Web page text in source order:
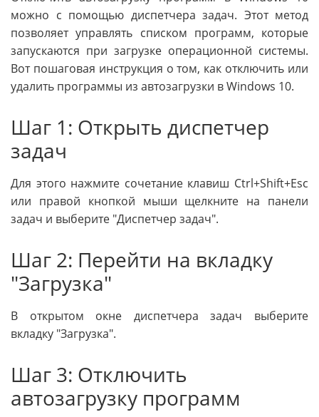
можно с помощью диспетчера задач. Этот метод
позволяет управлять списком программ, которые
запускаются при загрузке операционной системы.
Вот пошаговая инструкция о том, как отключить или
удалить программы из автозагрузки в Windows 10.
Шаг 1: Открыть диспетчер
задач
Для этого нажмите сочетание клавиш Ctrl+Shift+Esc
или правой кнопкой мыши щелкните на панели
задач и выберите "Диспетчер задач".
Шаг 2: Перейти на вкладку
"Загрузка"
В открытом окне диспетчера задач выберите
вкладку "Загрузка".
Шаг 3: Отключить
автозагрузку программ